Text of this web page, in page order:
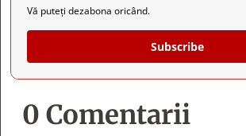
Vă puteți dezabona oricând.
Subscribe
0 Comentarii